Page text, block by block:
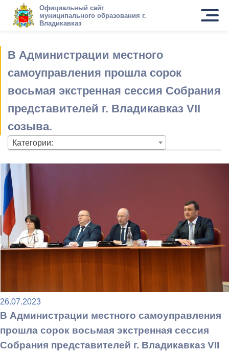
Официальный сайт
муниципального образования г.
Владикавказ
В Администрации местного
самоуправления прошла сорок
восьмая экстренная сессия Собрания
представителей г. Владикавказ VII
созыва.
Категории:
26.07.2023
В Администрации местного самоуправления
прошла сорок восьмая экстренная сессия
Собрания представителей г. Владикавказ VII